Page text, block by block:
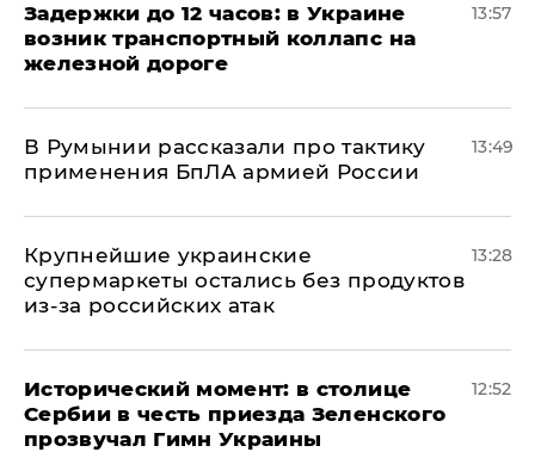
Задержки до 12 часов: в Украине
возник транспортный коллапс на
железной дороге
13:57
В Румынии рассказали про тактику
применения БпЛА армией России
13:49
Крупнейшие украинские
супермаркеты остались без продуктов
из-за российских атак
13:28
Исторический момент: в столице
Сербии в честь приезда Зеленского
прозвучал Гимн Украины
12:52